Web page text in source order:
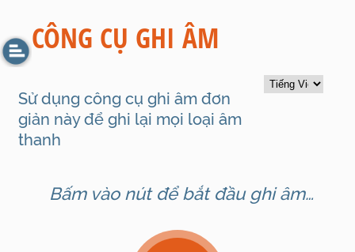
CÔNG CỤ GHI ÂM
Sử dụng công cụ ghi âm đơn
giản này để ghi lại mọi loại âm
thanh
Bấm vào nút để bắt đầu ghi âm…